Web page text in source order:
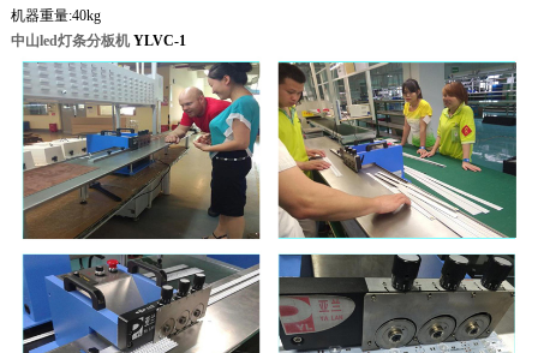
机器重量:40kg
中山led灯条分板机YLVC-1